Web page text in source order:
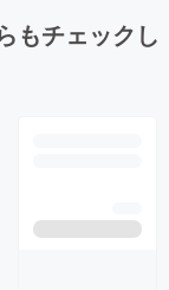
もチェックし